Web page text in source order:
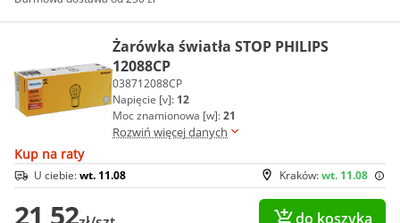
Żarówka światła STOP PHILIPS
12088CP
038712088CP
Napięcie [v]: 12
Moc znamionowa [w]:21
Rozwiń więcej danych
Kup na raty
Kraków:wt. 11.08
U ciebie:wt. 11.08
21,52 do koszyka